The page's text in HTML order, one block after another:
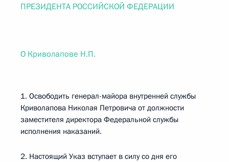
ПРЕЗИДЕНТА РОССИЙСКОЙ ФЕДЕРАЦИИ
О Криволапове Н.П.
1. Освободить генерал-майора внутренней службы
Криволапова Николая Петровича от должности
заместителя директора Федеральной службы
исполнения наказаний.
2. Настоящий Указ вступает в силу со дня его